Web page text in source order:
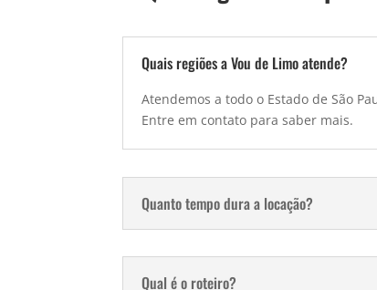
Quais regiões a Vou de Limo atende?
Atendemos a todo o Estado de São
Entre em contato para saber mais.
Quanto tempo dura a locação?
Qual é o roteiro?